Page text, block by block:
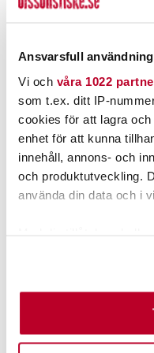
Ansvarsfull
Vi och våra 1022
som t.ex. ditt IP-
cookies för att lagra
enhet för att kunna
innehåll, annons- och
och produktutveckling.
använda din data och i
Identifiera din
specifika
Ta reda på mer om hur
1 ST
LÄGG I VARUKORGEN
ANDRA TITTADE OCKSÅ
SMART HOOK